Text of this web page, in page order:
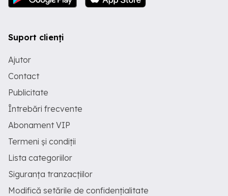
Suport clienți
Ajutor
Contact
Publicitate
Întrebări frecvente
Abonament VIP
Termeni și condiții
Lista categoriilor
Siguranța tranzacțiilor
Modifică setările de confidențialitate